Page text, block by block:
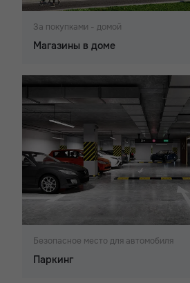
За покупками - домой
Магазины в доме
Безопасное место для автомобиля
Паркинг